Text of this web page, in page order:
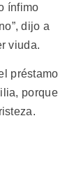
ínfimo
dijo a
viuda.
préstamo
porque